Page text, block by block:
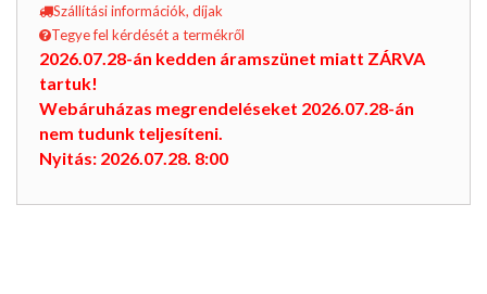
Szállítási információk, díjak
Tegye fel kérdését a termékről
2026.07.28-án kedden áramszünet miatt ZÁRVA
tartuk!
Webáruházas megrendeléseket 2026.07.28-án
nem tudunk teljesíteni.
Nyitás: 2026.07.28. 8:00